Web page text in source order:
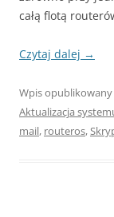
całą flotą
Czytaj dalej →
Wpis
Aktualizacja
mail, routeros,